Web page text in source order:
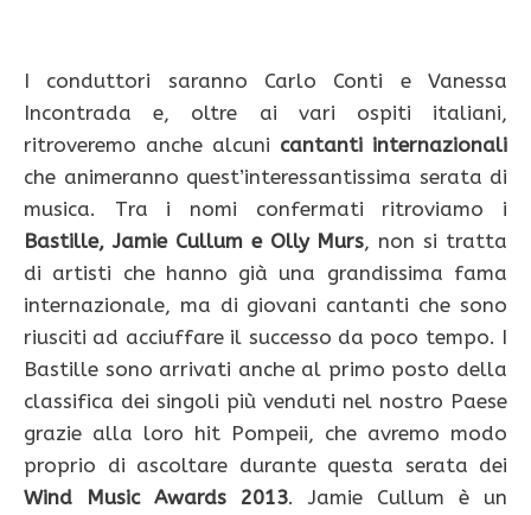
I conduttori saranno Carlo Conti e Vanessa
Incontrada e, oltre ai vari ospiti italiani,
ritroveremo anche alcuni cantanti internazionali
che animeranno quest’interessantissima serata di
musica. Tra i nomi confermati ritroviamo i
Bastille, Jamie Cullum e Olly Murs, non si tratta
di artisti che hanno già una grandissima fama
internazionale, ma di giovani cantanti che sono
riusciti ad acciuffare il successo da poco tempo. I
Bastille sono arrivati anche al primo posto della
classifica dei singoli più venduti nel nostro Paese
grazie alla loro hit Pompeii, che avremo modo
proprio di ascoltare durante questa serata dei
Wind Music Awards 2013. Jamie Cullum è un